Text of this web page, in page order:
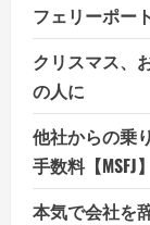
フェリーポート
クリスマス、
の人に
他社からの乗
手数料【MSFJ】
本気で会社を